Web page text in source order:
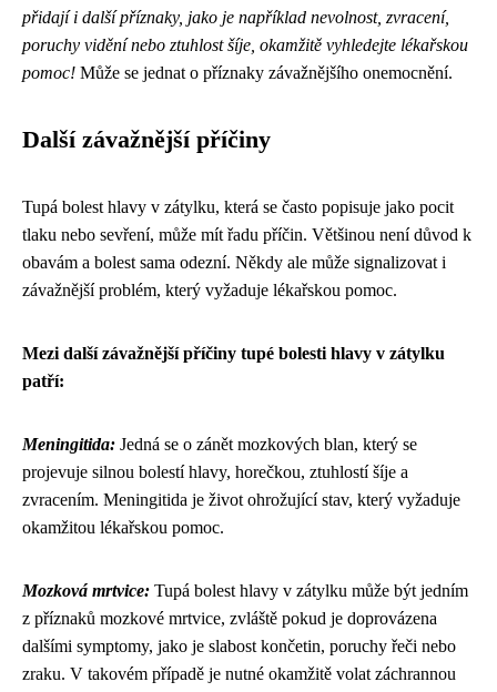
přidají i další příznaky, jako je například nevolnost, zvracení,
poruchy vidění nebo ztuhlost šíje, okamžitě vyhledejte lékařskou
pomoc! Může se jednat o příznaky závažnějšího onemocnění.
Další závažnější příčiny
Tupá bolest hlavy v zátylku, která se často popisuje jako pocit
tlaku nebo sevření, může mít řadu příčin. Většinou není důvod k
obavám a bolest sama odezní. Někdy ale může signalizovat i
závažnější problém, který vyžaduje lékařskou pomoc.
Mezi další závažnější příčiny tupé bolesti hlavy v zátylku
patří:
Meningitida: Jedná se o zánět mozkových blan, který se
projevuje silnou bolestí hlavy, horečkou, ztuhlostí šíje a
zvracením. Meningitida je život ohrožující stav, který vyžaduje
okamžitou lékařskou pomoc.
Mozková mrtvice: Tupá bolest hlavy v zátylku může být jedním
z příznaků mozkové mrtvice, zvláště pokud je doprovázena
dalšími symptomy, jako je slabost končetin, poruchy řeči nebo
zraku. V takovém případě je nutné okamžitě volat záchrannou